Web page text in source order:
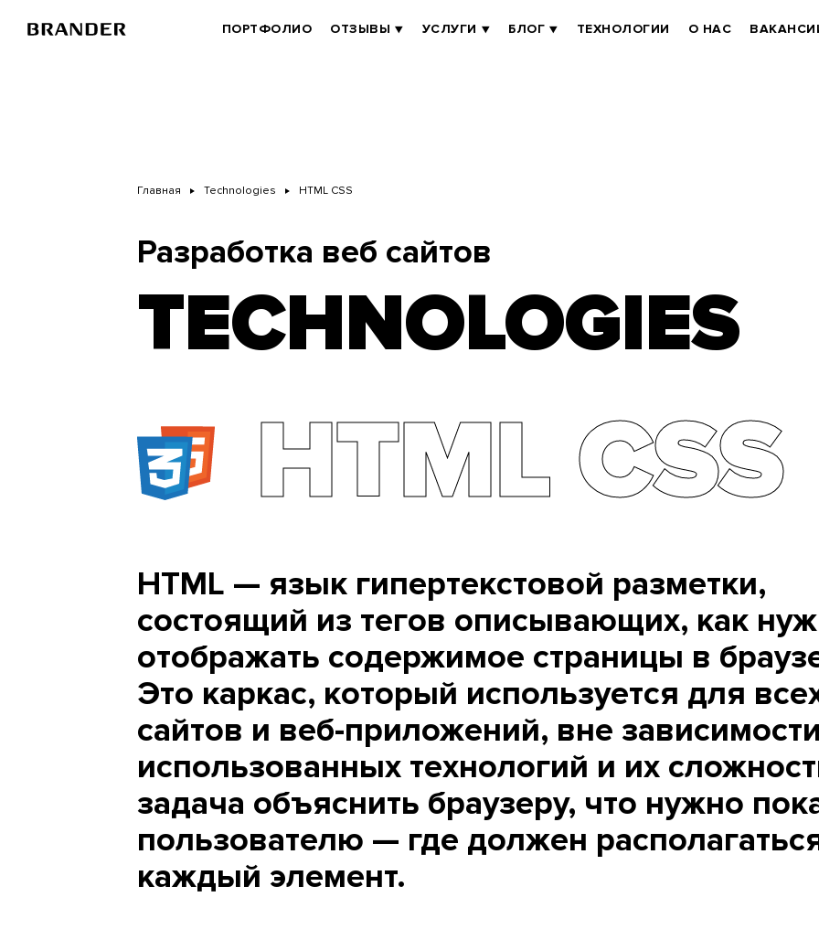
BRANDER
ПОРТФОЛИО ОТЗЫВЫ УСЛУГИ БЛОГ ТЕХНОЛОГИИ О НАС
Главная Technologies HTML СSS
Разработка веб сайтов
TECHNOLOGIES
HTML СSS
HTML — язык гипертекстовой разметки,
состоящий из тегов описывающих, как
отображать содержимое страницы в
Это каркас, который используется для
сайтов и веб-приложений, вне
использованных технологий и их
задача объяснить браузеру, что нужно
пользователю — где должен
каждый элемент.